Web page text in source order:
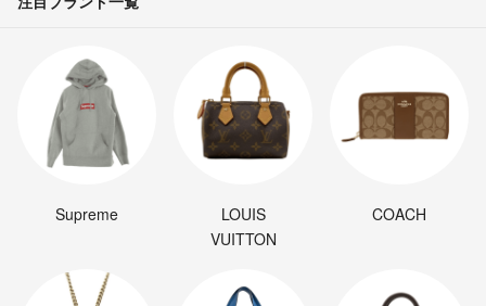
Supreme
LOUIS
VUITTON
COACH